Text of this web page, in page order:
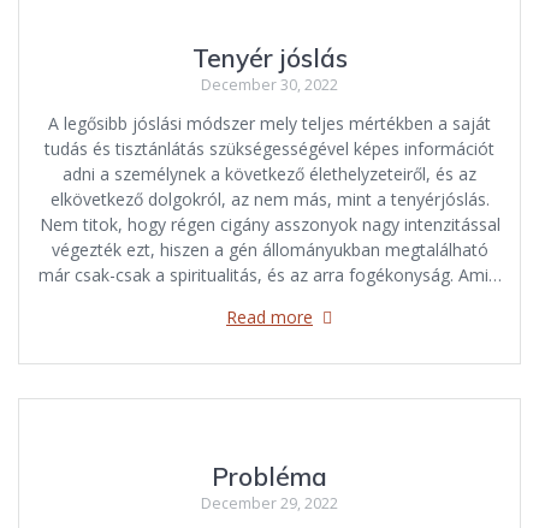
Tenyér jóslás
December 30, 2022
A legősibb jóslási módszer mely teljes mértékben a saját
tudás és tisztánlátás szükségességével képes információt
adni a személynek a következő élethelyzeteiről, és az
elkövetkező dolgokról, az nem más, mint a tenyérjóslás.
Nem titok, hogy régen cigány asszonyok nagy intenzitással
végezték ezt, hiszen a gén állományukban megtalálható
már csak-csak a spiritualitás, és az arra fogékonyság. Ami…
Read more
Probléma
December 29, 2022